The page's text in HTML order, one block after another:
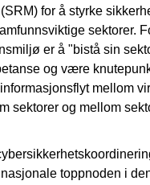
for å styrke
sektorer.
er å "bistå sin
og være
mellom
sektorer og mellom
toppnoden i